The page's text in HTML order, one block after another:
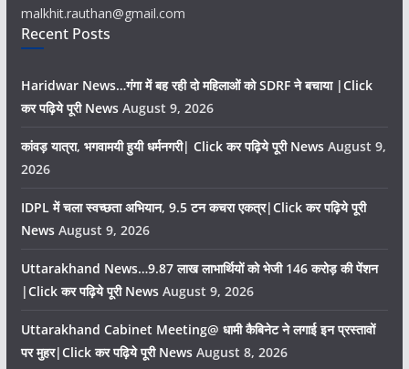
malkhit.rauthan@gmail.com
Recent Posts
Haridwar News…गंगा में बह रही दो महिलाओं को SDRF ने बचाया |Click
कर पढ़िये पूरी News August 9, 2026
कांवड़ यात्रा, भगवामयी हुयी धर्मनगरी| Click कर पढ़िये पूरी News August 9,
2026
IDPL में चला स्वच्छता अभियान, 9.5 टन कचरा एकत्र|Click कर पढ़िये पूरी
News August 9, 2026
Uttarakhand News…9.87 लाख लाभार्थियों को भेजी 146 करोड़ की पेंशन
|Click कर पढ़िये पूरी News August 9, 2026
Uttarakhand Cabinet Meeting@ धामी कैबिनेट ने लगाई इन प्रस्तावों
पर मुहर|Click कर पढ़िये पूरी News August 8, 2026